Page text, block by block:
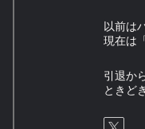
以前は
現在は
引退か
ときど